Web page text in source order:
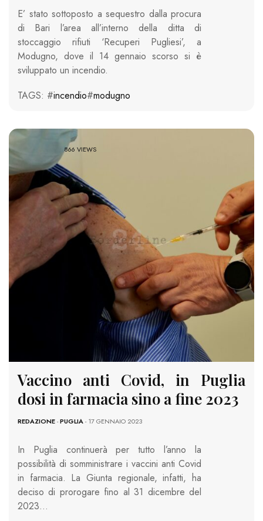
E’ stato sottoposto a sequestro dalla procura
di Bari l’area all’interno della ditta di
stoccaggio rifiuti ‘Recuperi Pugliesi’, a
Modugno, dove il 14 gennaio scorso si è
sviluppato un incendio.
TAGS: #incendio#modugno
866 VIEWS
Vaccino anti Covid, in Puglia
dosi in farmacia sino a fine 2023
REDAZIONE-PUGLIA- 17 GENNAIO 2023
In Puglia continuerà per tutto l’anno la
possibilità di somministrare i vaccini anti Covid
in farmacia. La Giunta regionale, infatti, ha
deciso di prorogare fino al 31 dicembre del
2023…